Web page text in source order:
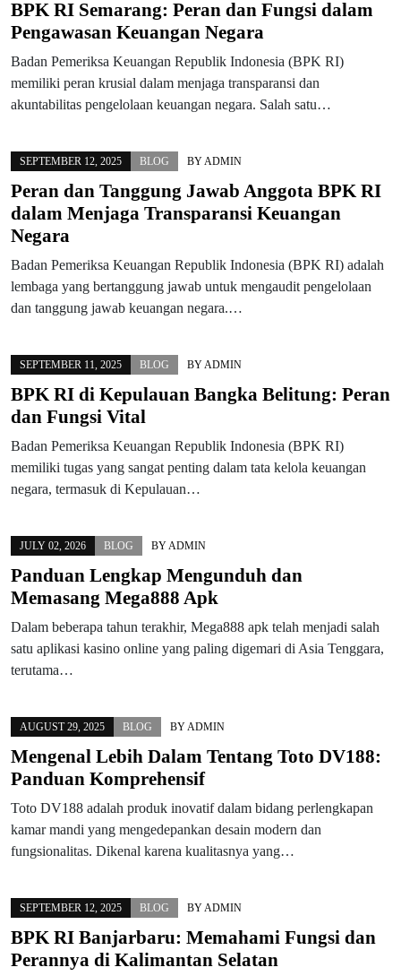
BPK RI Semarang: Peran dan Fungsi dalam
Pengawasan Keuangan Negara
Badan Pemeriksa Keuangan Republik Indonesia (BPK RI)
memiliki peran krusial dalam menjaga transparansi dan
akuntabilitas pengelolaan keuangan negara. Salah satu…
SEPTEMBER 12, 2025 BLOG BY ADMIN
Peran dan Tanggung Jawab Anggota BPK RI
dalam Menjaga Transparansi Keuangan
Negara
Badan Pemeriksa Keuangan Republik Indonesia (BPK RI) adalah
lembaga yang bertanggung jawab untuk mengaudit pengelolaan
dan tanggung jawab keuangan negara.…
SEPTEMBER 11, 2025 BLOG BY ADMIN
BPK RI di Kepulauan Bangka Belitung: Peran
dan Fungsi Vital
Badan Pemeriksa Keuangan Republik Indonesia (BPK RI)
memiliki tugas yang sangat penting dalam tata kelola keuangan
negara, termasuk di Kepulauan…
JULY 02, 2026 BLOG BY ADMIN
Panduan Lengkap Mengunduh dan
Memasang Mega888 Apk
Dalam beberapa tahun terakhir, Mega888 apk telah menjadi salah
satu aplikasi kasino online yang paling digemari di Asia Tenggara,
terutama…
AUGUST 29, 2025 BLOG BY ADMIN
Mengenal Lebih Dalam Tentang Toto DV188:
Panduan Komprehensif
Toto DV188 adalah produk inovatif dalam bidang perlengkapan
kamar mandi yang mengedepankan desain modern dan
fungsionalitas. Dikenal karena kualitasnya yang…
SEPTEMBER 12, 2025 BLOG BY ADMIN
BPK RI Banjarbaru: Memahami Fungsi dan
Perannya di Kalimantan Selatan